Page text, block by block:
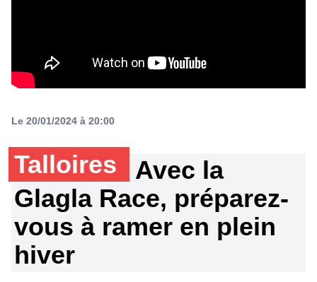
Le 20/01/2024 à 20:00
Talloires
Avec la
Glagla Race, préparez-
vous à ramer en plein
hiver